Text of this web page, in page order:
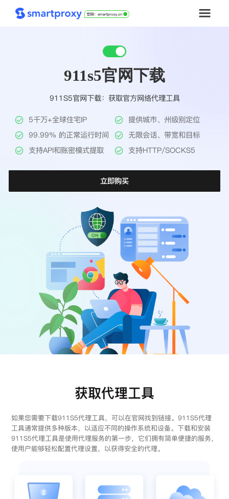
工具
帮助中心
911s5官网下载
911S5官网下载：获取官方网络代理工具
5千万+全球住宅IP
提供城市、州级别定位
99.99% 的正常运行时间
无限会话、带宽和目标
支持API和账密模式提取
支持HTTP/SOCKS5
立即购买
获取代理工具
如果您需要下载911S5代理工具，可以在官网找到链接。911S5代理
工具通常提供多种版本，以适应不同的操作系统和设备。下载和安装
911S5代理工具是使用代理服务的第一步，它们拥有简单便捷的服务，
使用户能够轻松配置代理设置，以获得安全的代理。